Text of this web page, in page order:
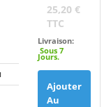
25,20 €
TTC
Livraison:
Sous 7
Jours.
Ajouter
Au